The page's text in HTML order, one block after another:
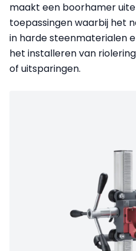
maakt een boorhamer
toepassingen waarbij het
in harde steenmaterialen
het installeren van
of uitsparingen.